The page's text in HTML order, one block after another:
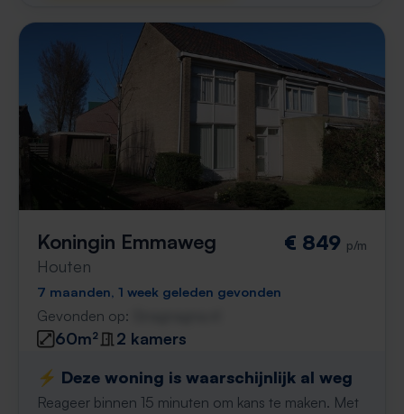
Koningin Emmaweg
Houten
€ 849 p/m
7 maanden, 1 week geleden gevonden
Gevonden op:
60m²
2 kamers
⚡️ Deze woning is waarschijnlijk al weg
Reageer binnen 15 minuten om kans te maken. Met